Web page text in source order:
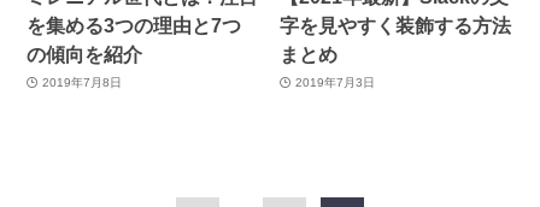
を集める3つの理由と7つ
の傾向を紹介
2019年7月8日
字を見やすく装飾する方法
まとめ
2019年7月3日